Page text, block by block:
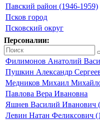
Павский район (1946-1959)
Псков город
Псковский округ
Персоналии:
Филимонов Анатолий
Пушкин Александр
Медников Михаил
Павлова Вера Ивановна
Яшнев Василий Иванович
Левин Натан Феликсович